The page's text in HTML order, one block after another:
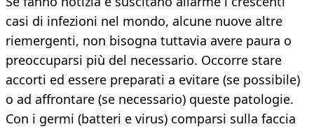
casi di infezioni nel mondo, alcune nuove altre
riemergenti, non bisogna tuttavia avere paura o
preoccuparsi più del necessario. Occorre stare
accorti ed essere preparati a evitare (se possibile)
o ad affrontare (se necessario) queste patologie.
Con i germi (batteri e virus) comparsi sulla faccia